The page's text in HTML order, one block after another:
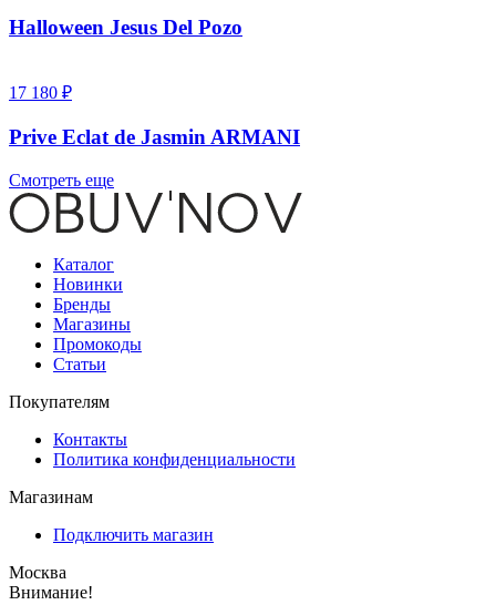
Halloween Jesus Del Pozo
17 180 ₽
Prive Eclat de Jasmin ARMANI
Смотреть еще
Каталог
Новинки
Бренды
Магазины
Промокоды
Статьи
Покупателям
Контакты
Политика конфиденциальности
Магазинам
Подключить магазин
Москва
Внимание!